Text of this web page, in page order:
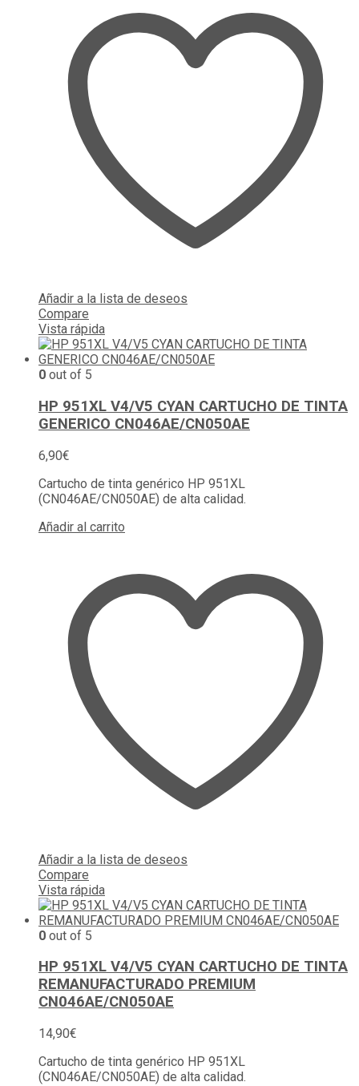
Añadir a la lista de deseos
Compare
Vista rápida
0 out of 5
HP 951XL V4/V5 CYAN CARTUCHO DE TINTA
GENERICO CN046AE/CN050AE
6,90€
Cartucho de tinta genérico HP 951XL
(CN046AE/CN050AE) de alta calidad.
Añadir al carrito
Añadir a la lista de deseos
Compare
Vista rápida
0 out of 5
HP 951XL V4/V5 CYAN CARTUCHO DE TINTA
REMANUFACTURADO PREMIUM
CN046AE/CN050AE
14,90€
Cartucho de tinta genérico HP 951XL
(CN046AE/CN050AE) de alta calidad.